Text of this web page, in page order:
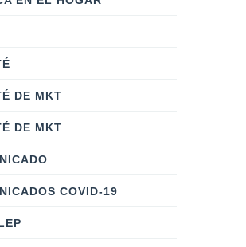
DE MKT
DE MKT
COVID-19